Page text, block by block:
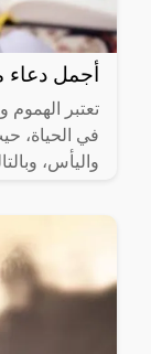
أجمل دعاء
تعتبر
في الحياة،
واليأس،